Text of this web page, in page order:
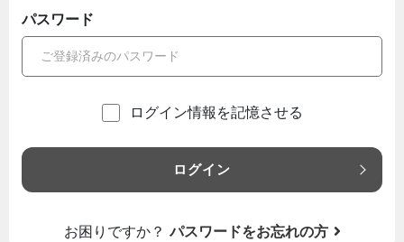
パスワード
ログイン情報を記憶させる
ログイン
お困りですか？ パスワードをお忘れの方